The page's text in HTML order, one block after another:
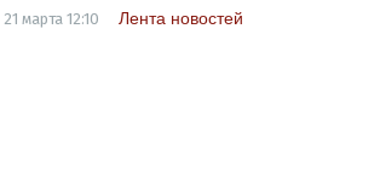
21 марта 12:10 Лента новостей